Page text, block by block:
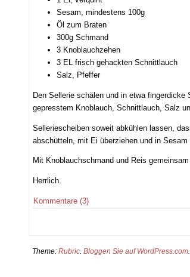
Sesam, mindestens 100g
Öl zum Braten
300g Schmand
3 Knoblauchzehen
3 EL frisch gehackten Schnittlauch
Salz, Pfeffer
Den Sellerie schälen und in etwa
gepresstem Knoblauch, Schnittlauch, Salz
Selleriescheiben soweit abkühlen lassen,
abschütteln, mit Ei überziehen und in
Mit Knoblauchschmand und Reis
Herrlich.
Kommentare (3)
Theme: Rubric. Bloggen Sie auf WordPress.com.